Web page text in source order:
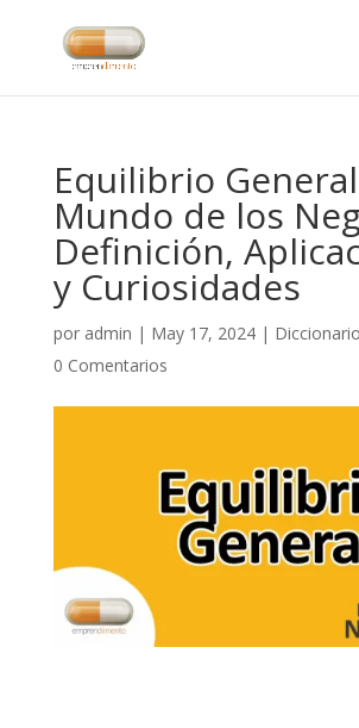
Equilibrio
Mundo de los
Definición,
y Curiosidades
por admin | May 17, 2024|
0 Comentarios